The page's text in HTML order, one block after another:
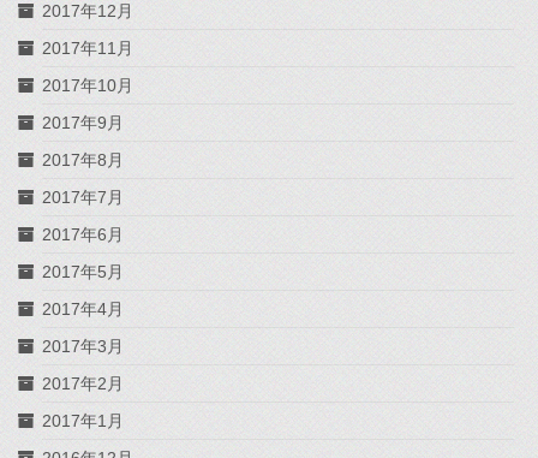
2017年12月
2017年11月
2017年10月
2017年9月
2017年8月
2017年7月
2017年6月
2017年5月
2017年4月
2017年3月
2017年2月
2017年1月